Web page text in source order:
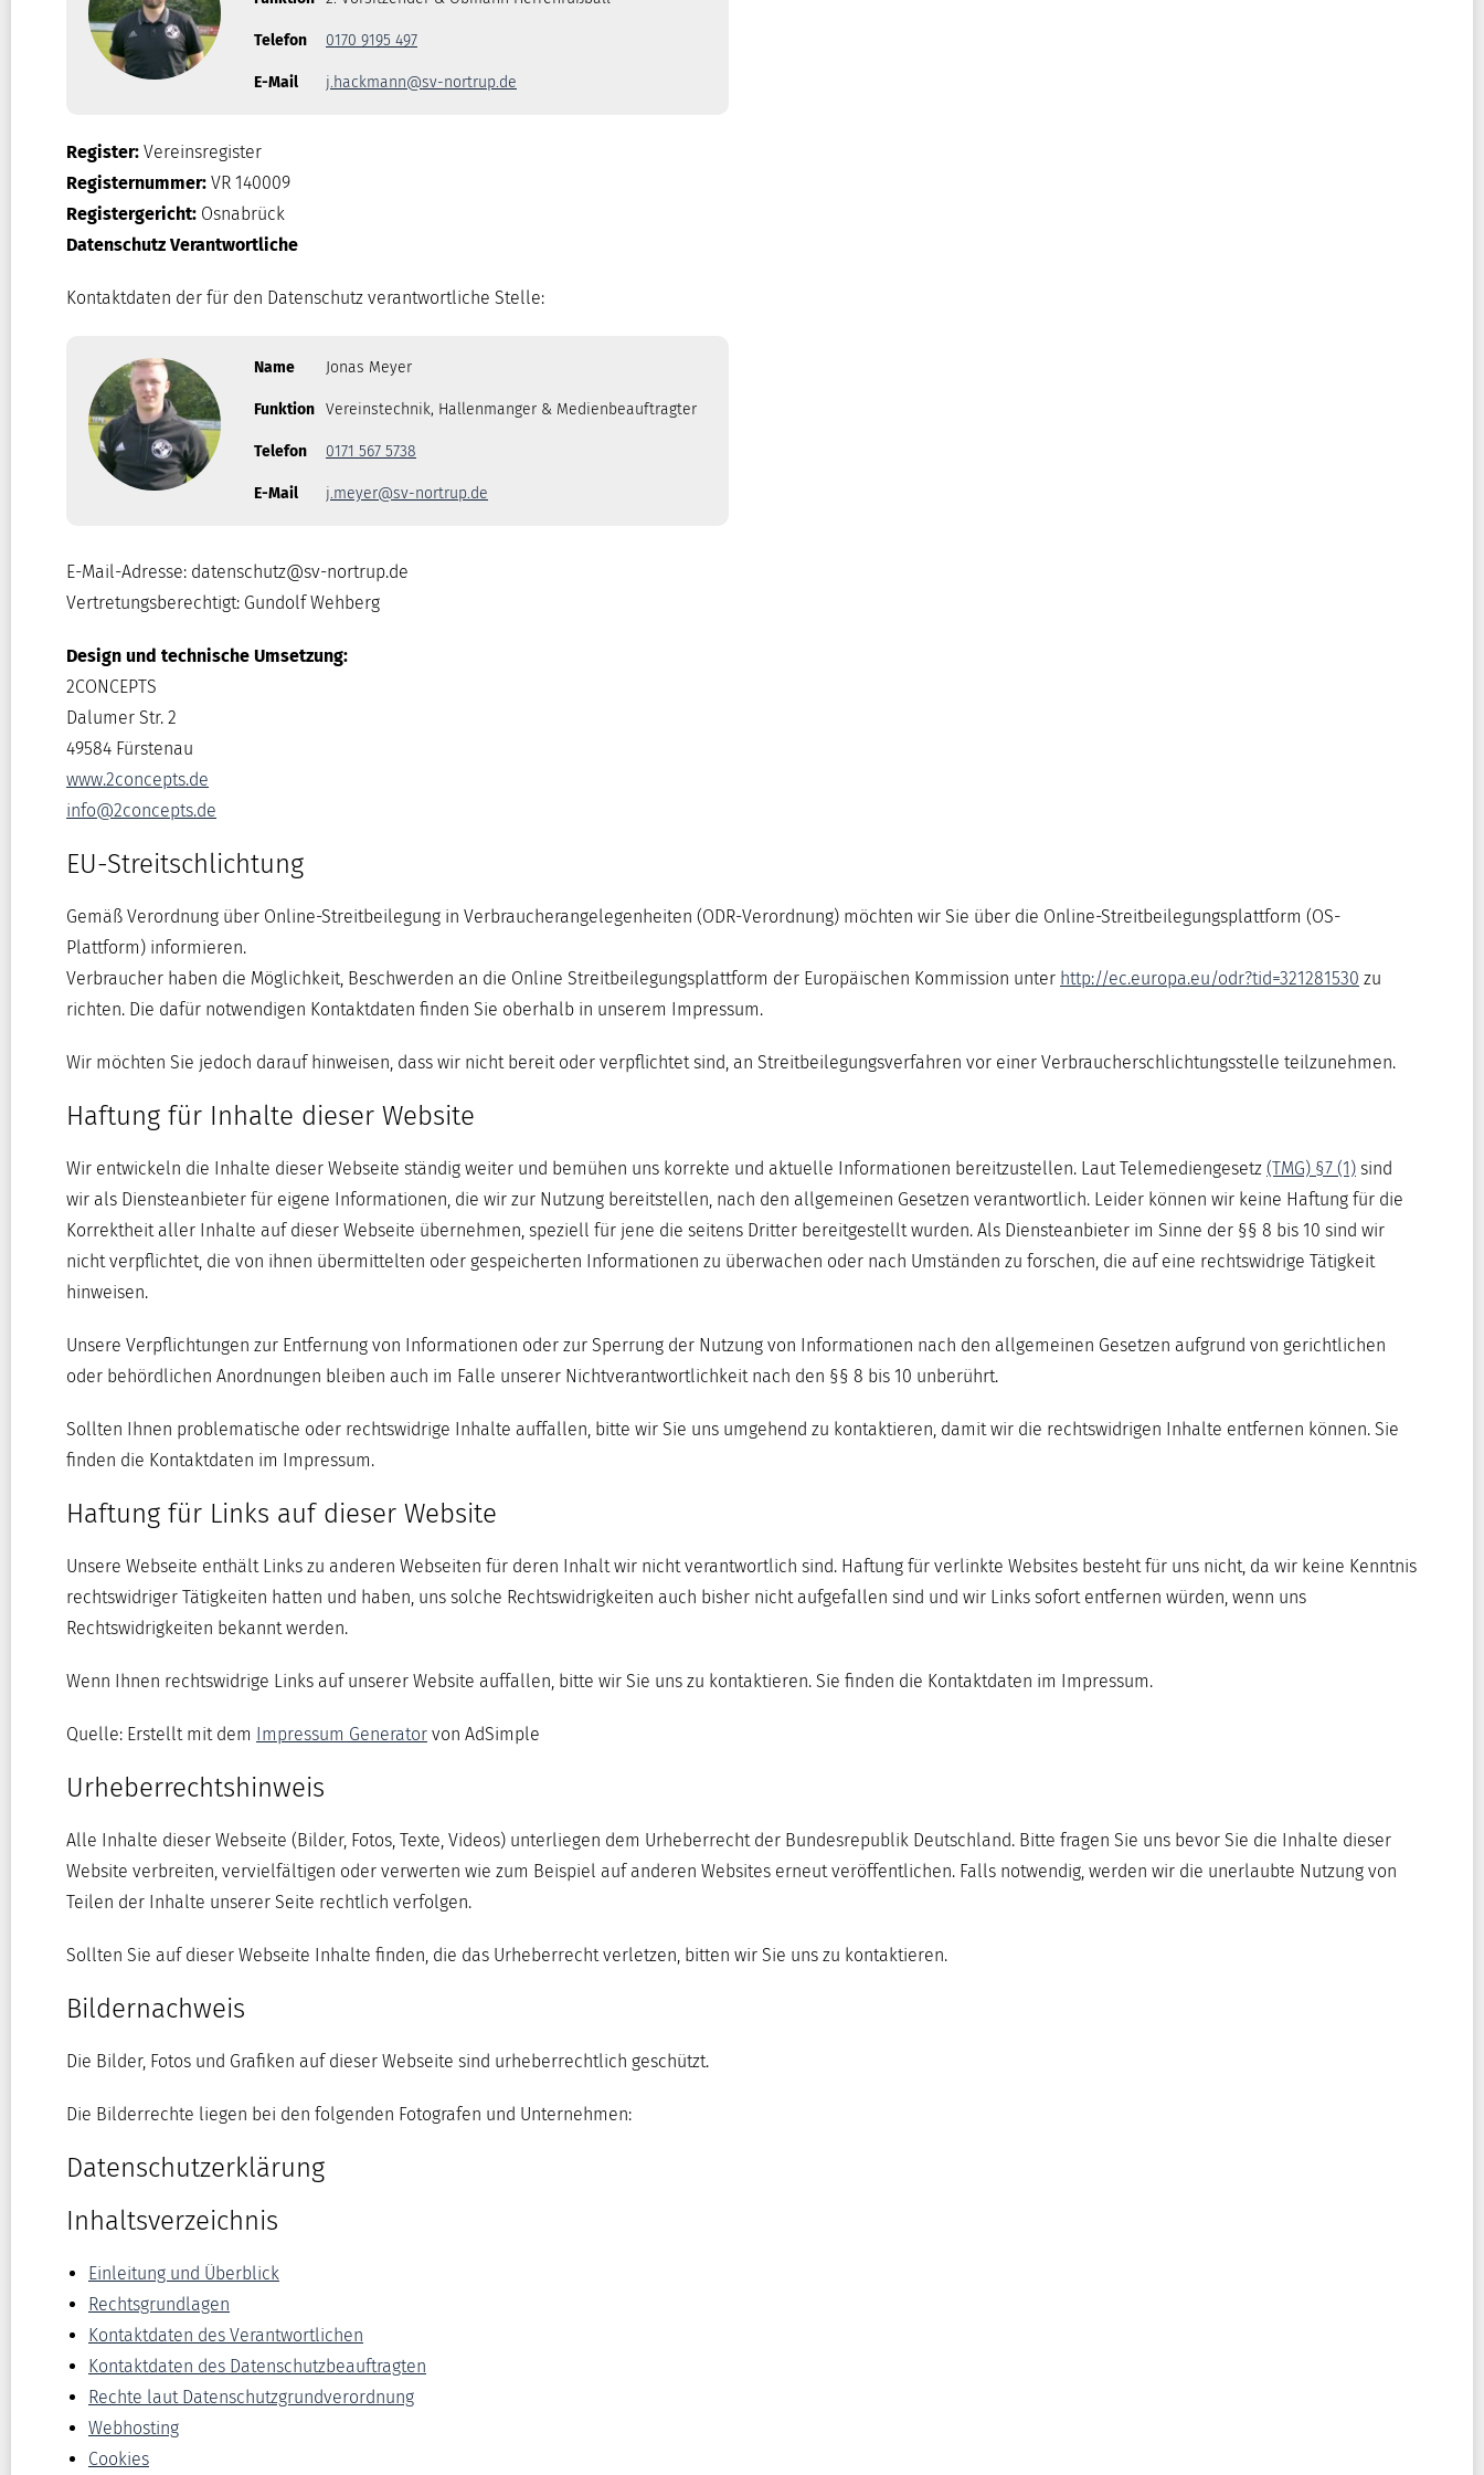
Telefon 0170 9195 497
E-Mail j.hackmann@sv-nortrup.de
Register: Vereinsregister
Registernummer: VR 140009
Registergericht: Osnabrück
Datenschutz Verantwortliche
Kontaktdaten der für den Datenschutz verantwortliche Stelle:
Name Jonas Meyer
Funktion Vereinstechnik, Hallenmanger & Medienbeauftragter
Telefon 0171 567 5738
E-Mail j.meyer@sv-nortrup.de
E-Mail-Adresse: datenschutz@sv-nortrup.de
Vertretungsberechtigt: Gundolf Wehberg
Design und technische Umsetzung:
2CONCEPTS
Dalumer Str. 2
49584 Fürstenau
www.2concepts.de
info@2concepts.de
EU-Streitschlichtung
Gemäß Verordnung über Online-Streitbeilegung in Verbraucherangelegenheiten (ODR-Verordnung) möchten wir Sie über die Online-Streitbeilegungsplattform (OS-
Plattform) informieren.
Verbraucher haben die Möglichkeit, Beschwerden an die Online Streitbeilegungsplattform der Europäischen Kommission unter http://ec.europa.eu/odr?tid=321281530 zu
richten. Die dafür notwendigen Kontaktdaten finden Sie oberhalb in unserem Impressum.
Wir möchten Sie jedoch darauf hinweisen, dass wir nicht bereit oder verpflichtet sind, an Streitbeilegungsverfahren vor einer Verbraucherschlichtungsstelle teilzunehmen.
Haftung für Inhalte dieser Website
Wir entwickeln die Inhalte dieser Webseite ständig weiter und bemühen uns korrekte und aktuelle Informationen bereitzustellen. Laut Telemediengesetz (TMG) §7 (1) sind
wir als Diensteanbieter für eigene Informationen, die wir zur Nutzung bereitstellen, nach den allgemeinen Gesetzen verantwortlich. Leider können wir keine Haftung für die
Korrektheit aller Inhalte auf dieser Webseite übernehmen, speziell für jene die seitens Dritter bereitgestellt wurden. Als Diensteanbieter im Sinne der §§ 8 bis 10 sind wir
nicht verpflichtet, die von ihnen übermittelten oder gespeicherten Informationen zu überwachen oder nach Umständen zu forschen, die auf eine rechtswidrige Tätigkeit
hinweisen.
Unsere Verpflichtungen zur Entfernung von Informationen oder zur Sperrung der Nutzung von Informationen nach den allgemeinen Gesetzen aufgrund von gerichtlichen
oder behördlichen Anordnungen bleiben auch im Falle unserer Nichtverantwortlichkeit nach den §§ 8 bis 10 unberührt.
Sollten Ihnen problematische oder rechtswidrige Inhalte auffallen, bitte wir Sie uns umgehend zu kontaktieren, damit wir die rechtswidrigen Inhalte entfernen können. Sie
finden die Kontaktdaten im Impressum.
Haftung für Links auf dieser Website
Unsere Webseite enthält Links zu anderen Webseiten für deren Inhalt wir nicht verantwortlich sind. Haftung für verlinkte Websites besteht für uns nicht, da wir keine Kenntnis
rechtswidriger Tätigkeiten hatten und haben, uns solche Rechtswidrigkeiten auch bisher nicht aufgefallen sind und wir Links sofort entfernen würden, wenn uns
Rechtswidrigkeiten bekannt werden.
Wenn Ihnen rechtswidrige Links auf unserer Website auffallen, bitte wir Sie uns zu kontaktieren. Sie finden die Kontaktdaten im Impressum.
Quelle: Erstellt mit dem Impressum Generator von AdSimple
Urheberrechtshinweis
Alle Inhalte dieser Webseite (Bilder, Fotos, Texte, Videos) unterliegen dem Urheberrecht der Bundesrepublik Deutschland. Bitte fragen Sie uns bevor Sie die Inhalte dieser
Website verbreiten, vervielfältigen oder verwerten wie zum Beispiel auf anderen Websites erneut veröffentlichen. Falls notwendig, werden wir die unerlaubte Nutzung von
Teilen der Inhalte unserer Seite rechtlich verfolgen.
Sollten Sie auf dieser Webseite Inhalte finden, die das Urheberrecht verletzen, bitten wir Sie uns zu kontaktieren.
Bildernachweis
Die Bilder, Fotos und Grafiken auf dieser Webseite sind urheberrechtlich geschützt.
Die Bilderrechte liegen bei den folgenden Fotografen und Unternehmen:
Datenschutzerklärung
Inhaltsverzeichnis
Einleitung und Überblick
Rechtsgrundlagen
Kontaktdaten des Verantwortlichen
Kontaktdaten des Datenschutzbeauftragten
Rechte laut Datenschutzgrundverordnung
Webhosting
Cookies